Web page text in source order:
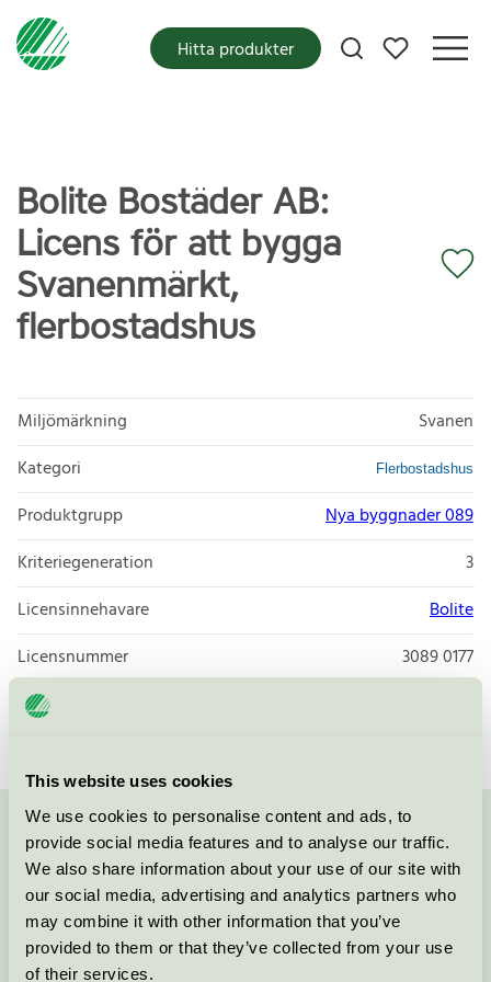
This website uses cookies
We use cookies to personalise content and ads, to
provide social media features and to analyse our traffic.
We also share information about your use of our site with
our social media, advertising and analytics partners who
may combine it with other information that you’ve
provided to them or that they’ve collected from your use
of their services.
Mina favoriter
Hitta produkter
Bolite Bostäder AB:
Licens för att bygga
Svanenmärkt,
flerbostadshus
Miljömärkning
Svanen
Kategori
Flerbostadshus
Produktgrupp
Nya byggnader 089
Kriteriegeneration
3
Licensinnehavare
Bolite
Licensnummer
3089 0177
Varumärke
Kontakta oss på08-55 55 24 00eller via formuläret: